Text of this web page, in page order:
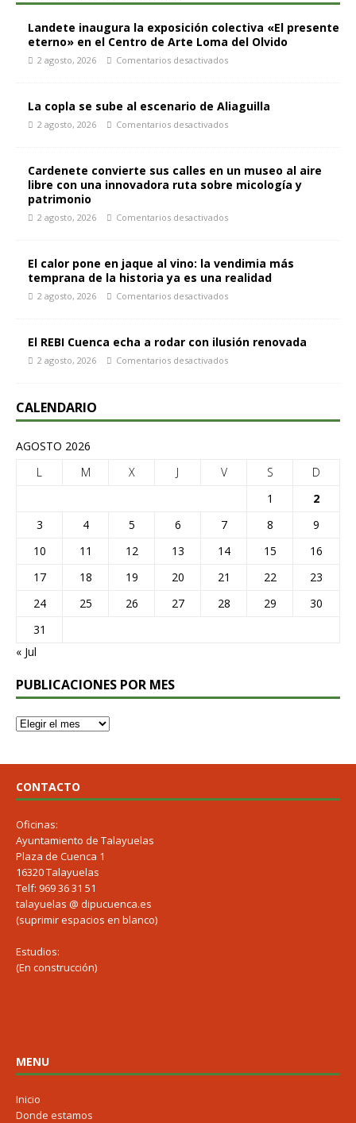
Landete inaugura la exposición colectiva «El presente
eterno» en el Centro de Arte Loma del Olvido
2 agosto, 2026 Comentarios desactivados
La copla se sube al escenario de Aliaguilla
2 agosto, 2026 Comentarios desactivados
Cardenete convierte sus calles en un museo al aire
libre con una innovadora ruta sobre micología y
patrimonio
2 agosto, 2026 Comentarios desactivados
El calor pone en jaque al vino: la vendimia más
temprana de la historia ya es una realidad
2 agosto, 2026 Comentarios desactivados
El REBI Cuenca echa a rodar con ilusión renovada
2 agosto, 2026 Comentarios desactivados
CALENDARIO
AGOSTO 2026
L
M X J V S
D
1
2
3
4 5 6 7 8
9
10
11 12 13 14 15
16
17
18 19 20 21 22
23
24
25 26 27 28 29
30
31
« Jul
PUBLICACIONES POR MES
CONTACTO
Oficinas:
Ayuntamiento de Talayuelas
Plaza de Cuenca 1
16320 Talayuelas
Telf: 969 36 31 51
talayuelas @ dipucuenca.es
(suprimir espacios en blanco)
Estudios:
(En construcción)
MENU
Inicio
Donde estamos